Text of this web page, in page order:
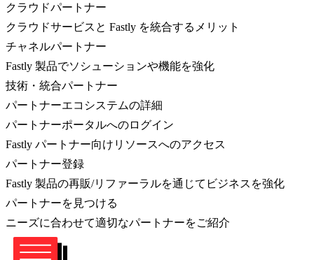
クラウドパートナー
クラウドサービスと Fastly を統合するメリット
チャネルパートナー
Fastly 製品でソシューションや機能を強化
技術・統合パートナー
パートナーエコシステムの詳細
パートナーポータルへのログイン
Fastly パートナー向けリソースへのアクセス
パートナー登録
Fastly 製品の再販/リファーラルを通じてビジネスを強化
パートナーを見つける
ニーズに合わせて適切なパートナーをご紹介